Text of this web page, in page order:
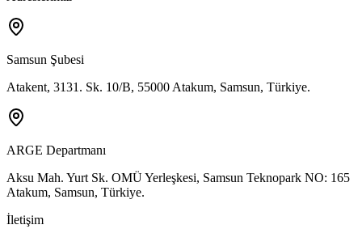
Samsun Şubesi
Atakent, 3131. Sk. 10/B, 55000 Atakum, Samsun, Türkiye.
ARGE Departmanı
Aksu Mah. Yurt Sk. OMÜ Yerleşkesi, Samsun Teknopark NO: 165
Atakum, Samsun, Türkiye.
İletişim